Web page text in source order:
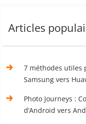
Articles
7 méthodes utiles
Samsung vers
Photo Journeys :
d’Android vers